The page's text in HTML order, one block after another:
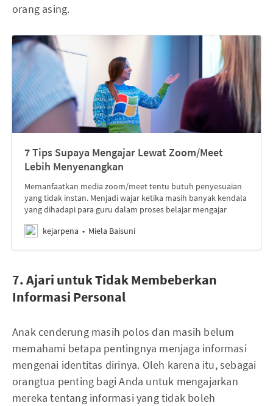
orang asing.
7 Tips Supaya Mengajar Lewat Zoom/Meet
Lebih Menyenangkan
Memanfaatkan media zoom/meet tentu butuh penyesuaian
yang tidak instan. Menjadi wajar ketika masih banyak kendala
yang dihadapi para guru dalam proses belajar mengajar
kejarpena
Miela Baisuni
7. Ajari untuk Tidak Membeberkan
Informasi Personal
Anak cenderung masih polos dan masih belum
memahami betapa pentingnya menjaga informasi
mengenai identitas dirinya. Oleh karena itu, sebagai
orangtua penting bagi Anda untuk mengajarkan
mereka tentang informasi yang tidak boleh